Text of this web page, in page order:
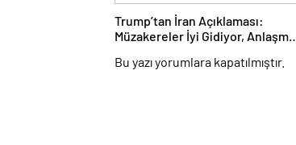
Trump’tan İran Açıklaması:
Müzakereler İyi Gidiyor, Anlaşma
Bu yazı yorumlara kapatılmıştır.